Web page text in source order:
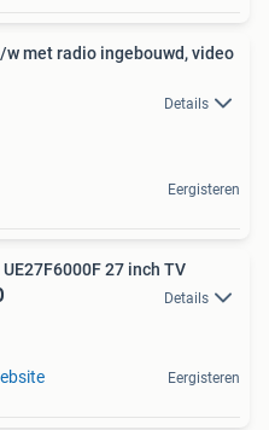
met radio ingebouwd, video
Details
Eergisteren
27 inch TV
Details
Eergisteren